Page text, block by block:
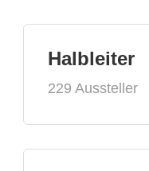
Halbleiter
229 Aussteller